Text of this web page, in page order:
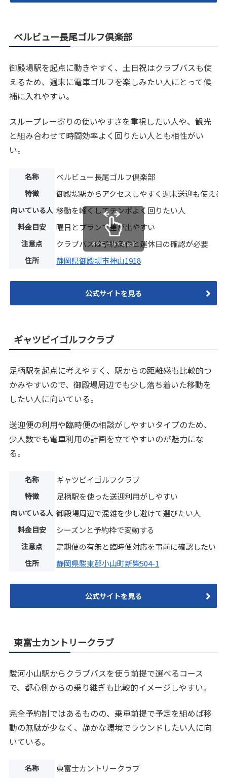
ベルビュー長尾ゴルフ倶楽部
御殿場駅を起点に動きやすく、土日祝はクラブバスも使
えるため、週末に電車ゴルフを楽しみたい人にとって候
補に入れやすい。
スループレー寄りの使いやすさを重視したい人や、観光
と組み合わせて時間効率よく回りたい人とも相性がい
い。
名称 ベルビュー長尾ゴルフ倶楽部
特徴 御殿場駅からアクセスしやすく週末送迎も使える
向いている人 移動を軽くしてテンポよく回りたい人
料金目安 曜日とプランで差が出やすい
注意点 クラブバスは予約条件と運休日の確認が必要
住所 静岡県御殿場市神山1918
スクロールできます
公式サイトを見る
ギャツビイゴルフクラブ
足柄駅を起点に考えやすく、駅からの距離感も比較的つ
かみやすいので、御殿場周辺でも少し落ち着いた移動を
したい人に向いている。
送迎便の利用や臨時便の相談がしやすいタイプのため、
少人数でも電車利用の計画を立てやすいのが魅力にな
る。
名称 ギャツビイゴルフクラブ
特徴 足柄駅を使った送迎利用がしやすい
向いている人 御殿場周辺で混雑を少し避けて選びたい人
料金目安 シーズンと予約枠で変動する
注意点 定期便の有無と臨時便対応を事前に確認したい
住所 静岡県駿東郡小山町新柴504-1
公式サイトを見る
東富士カントリークラブ
駿河小山駅からクラブバスを使う前提で選べるコース
で、都心側からの乗り継ぎも比較的イメージしやすい。
完全予約制ではあるものの、乗車前提で予定を組めば移
動の無駄が少なく、静かな環境でラウンドしたい人に向
いている。
名称 東富士カントリークラブ